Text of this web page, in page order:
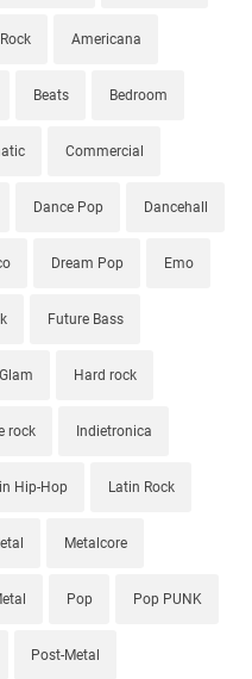
Americana
Beats Bedroom
Commercial
Dance Pop Dancehall
Dream Pop Emo
Future Bass
Glam Hard rock
rock Indietronica
Hip-Hop Latin Rock
Metalcore
Pop Pop PUNK
Post-Metal